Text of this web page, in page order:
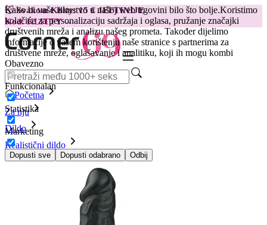
Kako bi vaše iskustvo u našoj web trgovini bilo što bolje.Koristimo
kolačiće za personalizaciju sadržaja i oglasa, pružanje značajki
društvenih mreža i analizu našeg prometa. Također dijelimo
informacije o vašem korištenju naše stranice s partnerima za
društvene mreže, oglašavanje i analitiku, koji ih mogu kombi
Obavezno
Funkcionalan
Statistika
Marketing
Dopusti sve Dopusti odabrano Odbij
😽Svakom Klitty: 15 € JEFTINIJE
Kod: KLITTY →
Početna
Za nju
Dildo
Realistični dildo
Realsitičan dildo 22,5 cm, crn